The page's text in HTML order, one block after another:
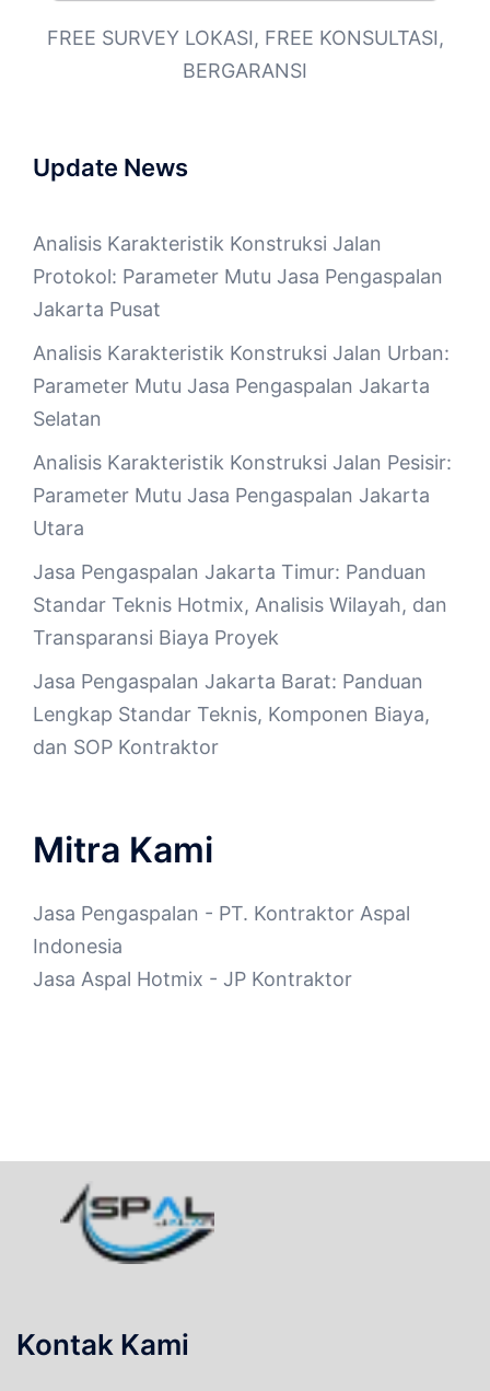
FREE SURVEY LOKASI, FREE KONSULTASI,
BERGARANSI
Update News
Analisis Karakteristik Konstruksi Jalan
Protokol: Parameter Mutu Jasa Pengaspalan
Jakarta Pusat
Analisis Karakteristik Konstruksi Jalan Urban:
Parameter Mutu Jasa Pengaspalan Jakarta
Selatan
Analisis Karakteristik Konstruksi Jalan Pesisir:
Parameter Mutu Jasa Pengaspalan Jakarta
Utara
Jasa Pengaspalan Jakarta Timur: Panduan
Standar Teknis Hotmix, Analisis Wilayah, dan
Transparansi Biaya Proyek
Jasa Pengaspalan Jakarta Barat: Panduan
Lengkap Standar Teknis, Komponen Biaya,
dan SOP Kontraktor
Mitra Kami
Jasa Pengaspalan - PT. Kontraktor Aspal
Indonesia
Jasa Aspal Hotmix - JP Kontraktor
Kontak Kami